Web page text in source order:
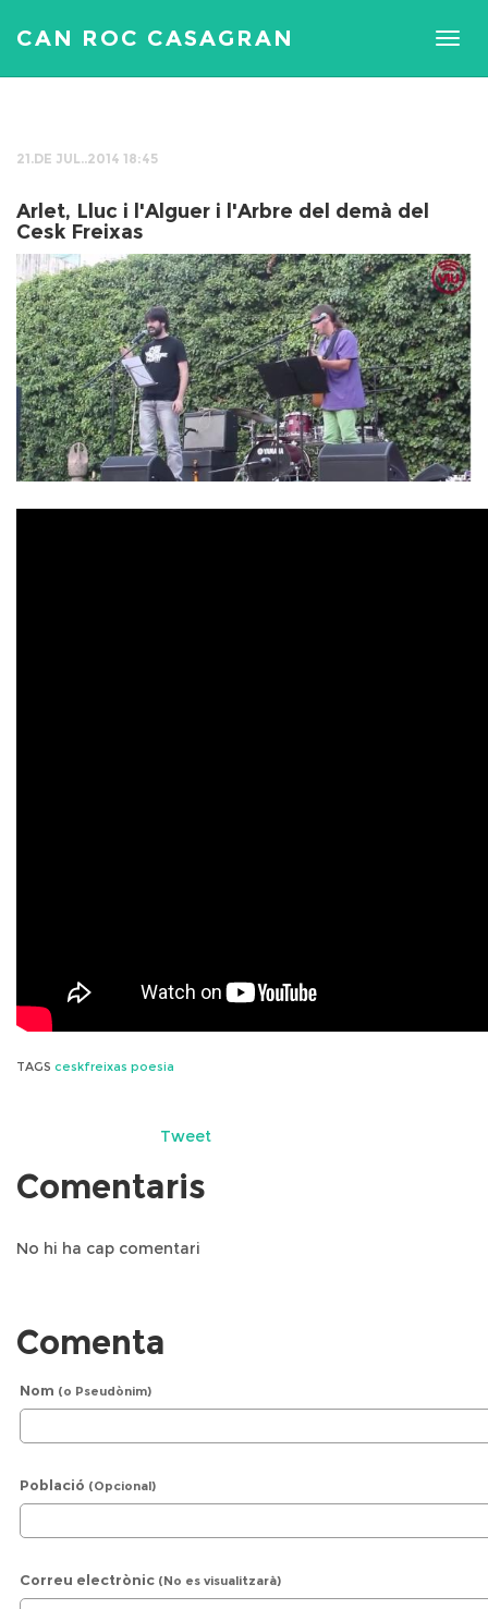
CAN ROC CASAGRAN
21.DE JUL..2014 18:45
Arlet, Lluc i l'Alguer i l'Arbre del demà del
Cesk Freixas
TAGS ceskfreixas poesia
Tweet
Comentaris
No hi ha cap comentari
Comenta
Nom (o Pseudònim)
Població (Opcional)
Correu electrònic (No es visualitzarà)